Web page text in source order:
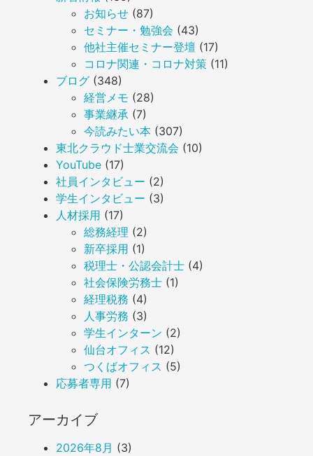
お知らせ (87)
セミナー・勉強会 (43)
他社主催セミナー登壇 (17)
コロナ関連・コロナ対策 (11)
ブログ (348)
経営メモ (28)
事業継承 (7)
今読みたい本 (307)
東北クラウド士業交流会 (10)
YouTube (17)
社員インタビュー (2)
学生インタビュー (3)
人材採用 (17)
総務経理 (2)
新卒採用 (1)
税理士・公認会計士 (4)
社会保険労務士 (1)
経理税務 (4)
人事労務 (3)
学生インターン (2)
仙台オフィス (12)
つくばオフィス (5)
応募者専用 (7)
アーカイブ
2026年8月 (3)